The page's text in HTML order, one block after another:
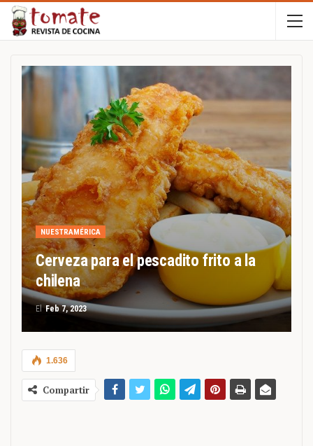
NUESTRAMÉRICA
Cerveza para el pescadito frito a la
chilena
ElFeb 7, 2023
1.636
Compartir